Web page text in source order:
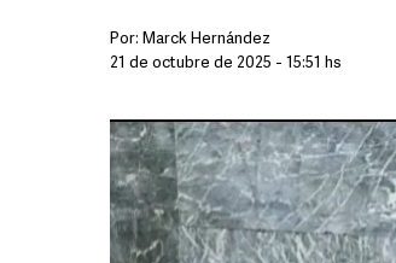
Por: Marck Hernández
21 de octubre de 2025 - 15:51 hs